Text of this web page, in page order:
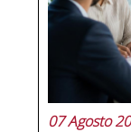
07 Agosto